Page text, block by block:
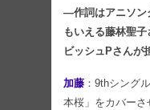
―作詞はアニソン
もいえる藤林聖
ビッシュPさんが
加藤 ：9thシング
本桜」をカバー